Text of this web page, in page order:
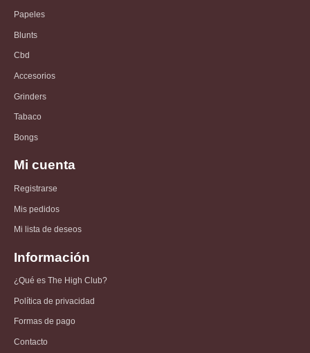
Papeles
Blunts
Cbd
Accesorios
Grinders
Tabaco
Bongs
Mi cuenta
Registrarse
Mis pedidos
Mi lista de deseos
Información
¿Qué es The High Club?
Política de privacidad
Formas de pago
Contacto